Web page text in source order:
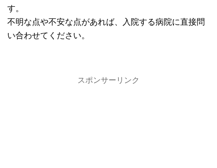
す。
不明な点や不安な点があれば、入院する病院に直接問
い合わせてください。
スポンサーリンク